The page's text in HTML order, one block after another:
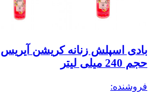
حجم 240 میلی لیتر
فروشنده: